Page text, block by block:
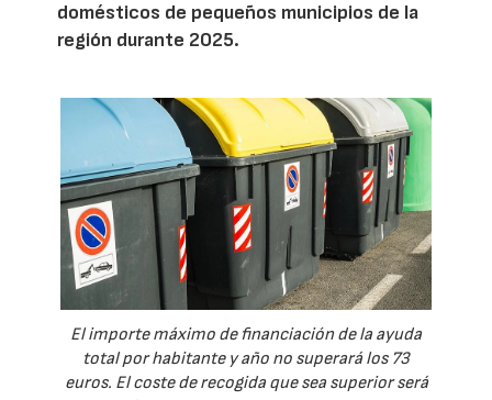
domésticos de pequeños municipios de la
región durante 2025.
El importe máximo de financiación de la ayuda
total por habitante y año no superará los 73
euros. El coste de recogida que sea superior será